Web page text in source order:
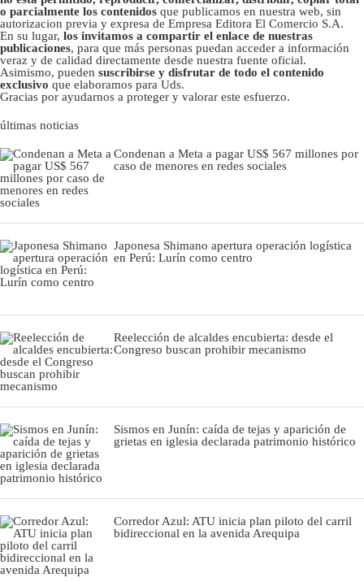
o parcialmente los contenidos que publicamos en nuestra web, sin
autorizacion previa y expresa de Empresa Editora El Comercio S.A.
En su lugar, los invitamos a compartir el enlace de nuestras
publicaciones, para que más personas puedan acceder a información
veraz y de calidad directamente desde nuestra fuente oficial.
Asimismo, pueden suscribirse y disfrutar de todo el contenido
exclusivo que elaboramos para Uds.
Gracias por ayudarnos a proteger y valorar este esfuerzo.
últimas noticias
Condenan a Meta a pagar US$ 567 millones por
caso de menores en redes sociales
Japonesa Shimano apertura operación logística
en Perú: Lurín como centro
Reelección de alcaldes encubierta: desde el
Congreso buscan prohibir mecanismo
Sismos en Junín: caída de tejas y aparición de
grietas en iglesia declarada patrimonio histórico
Corredor Azul: ATU inicia plan piloto del carril
bidireccional en la avenida Arequipa